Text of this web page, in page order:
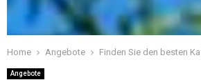
Home Angebote Finden Sie den besten
Angebote